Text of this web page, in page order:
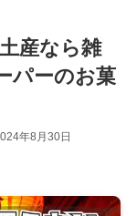
産なら雑
パーのお菓
年8月30日